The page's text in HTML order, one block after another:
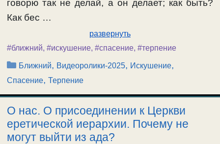
говорю так не делай, а он делает; как быть?
Как бес …
развернуть
#ближний, #искушение, #спасение, #терпение
Рубрики
Ближний, Видеоролики-2025, Искушение,
Спасение, Терпение
О нас. О присоединении к Церкви
еретической иерархии. Почему не
могут выйти из ада?